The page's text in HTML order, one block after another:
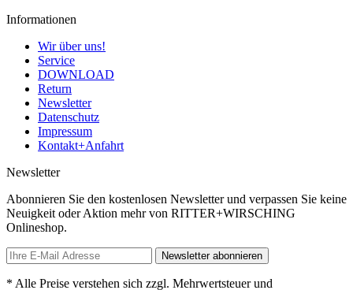
Informationen
Wir über uns!
Service
DOWNLOAD
Return
Newsletter
Datenschutz
Impressum
Kontakt+Anfahrt
Newsletter
Abonnieren Sie den kostenlosen Newsletter und verpassen Sie keine
Neuigkeit oder Aktion mehr von RITTER+WIRSCHING
Onlineshop.
Newsletter abonnieren
* Alle Preise verstehen sich zzgl. Mehrwertsteuer und